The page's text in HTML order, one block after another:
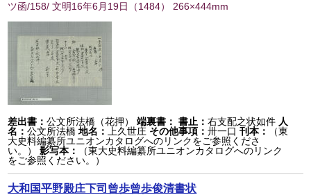
ツ函/158/ 文明16年6月19日 （1484） 266×444mm
差出書：公文所法橋（花押） 端裏書： 書止：右支配之状如件 人
名：公文所法橋 地名： 上久世庄 その他事項：卅一口 刊本：
（東
大史料編纂所ユニオンカタログへのリンクをご参照くださ
い。）
影写本：
（東大史料編纂所ユニオンカタログへのリンク
をご参照ください。）
大和国平野殿庄下司曾歩曾歩俊清書状